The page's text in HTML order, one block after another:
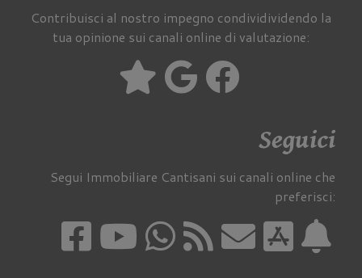
Contribuisci al nostro impegno condividividendo la
tua opinione sui canali online di valutazione:
Seguici
Segui Immobiliare Cantisani sui canali online che
preferisci: